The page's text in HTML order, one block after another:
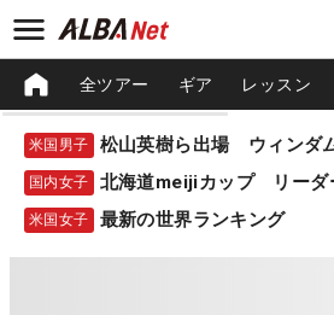
全ツアー ギア レッスン
米国男子
国内女子 北海道meijiカップ リーダ
米国女子 最新の世界ランキング